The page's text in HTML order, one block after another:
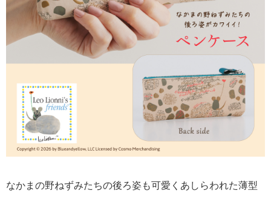
なかまの野ねずみたちの後ろ姿も可愛くあしらわれた薄型